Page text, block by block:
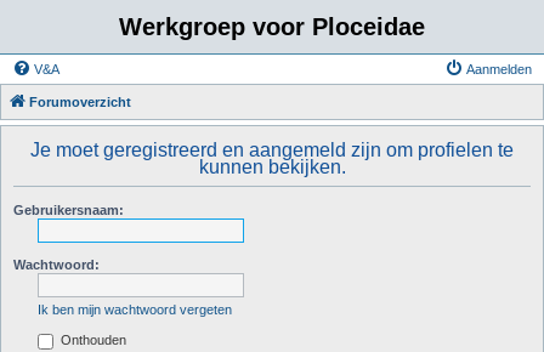
Werkgroep voor Ploceidae
V&A Aanmelden
Forumoverzicht
Je moet geregistreerd en aangemeld zijn om profielen te
kunnen bekijken.
Gebruikersnaam:
Wachtwoord:
Ik ben mijn wachtwoord vergeten
Onthouden